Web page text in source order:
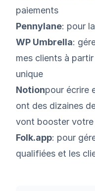
paiements
Pennylane: pour
WP Umbrella:
mes clients à
unique
Notionpour écrire
ont des dizaines
vont booster
Folk.app: pour
qualifiées et les